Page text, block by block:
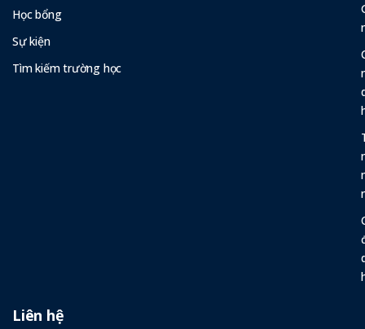
Học bổng
Sự kiện
Tìm kiếm trường học
Liên hệ